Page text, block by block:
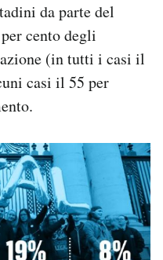
da parte del
cento degli
(in tutti i casi il
casi il 55 per